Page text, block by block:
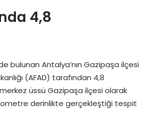
4,8
bulunan Antalya’nın Gazipaşa ilçesi
(AFAD) tarafından 4,8
üssü Gazipaşa ilçesi olarak
derinlikte gerçekleştiği tespit